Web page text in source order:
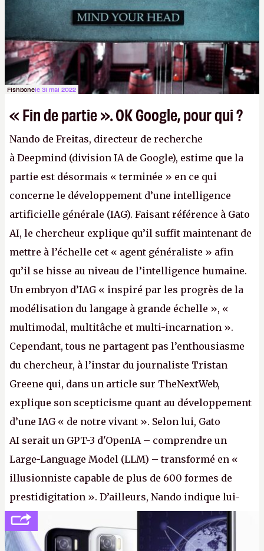
Crédit photo : QuTech / Nature)
Fishbonele 31 mai 2022
« Fin de partie ». OK Google, pour qui ?
Nando de Freitas, directeur de recherche
à Deepmind (division IA de Google), estime que la
partie est désormais « terminée » en ce qui
concerne le développement d’une intelligence
artificielle générale (IAG). Faisant référence à Gato
AI, le chercheur explique qu’il suffit maintenant de
mettre à l’échelle cet « agent généraliste » afin
qu’il se hisse au niveau de l’intelligence humaine.
Un embryon d’IAG « inspiré par les progrès de la
modélisation du langage à grande échelle », «
multimodal, multitâche et multi-incarnation ».
Cependant, tous ne partagent pas l’enthousiasme
du chercheur, à l’instar du journaliste Tristan
Greene qui, dans un article sur TheNextWeb,
explique son scepticisme quant au développement
d’une IAG « de notre vivant ». Selon lui, Gato
AI serait un GPT-3 d'OpenIA – comprendre un
Large-Language Model (LLM) – transformé en «
illusionniste capable de plus de 600 formes de
prestidigitation ». D’ailleurs, Nando indique lui-
même, dans une réponse au journaliste Alex
Dimikas, que Gato AI est « encore loin » de